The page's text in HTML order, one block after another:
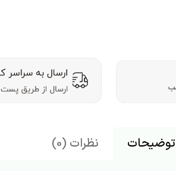
توضیحات نظرات (0)